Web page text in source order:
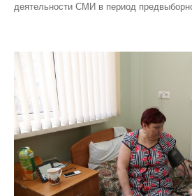
деятельности СМИ в период